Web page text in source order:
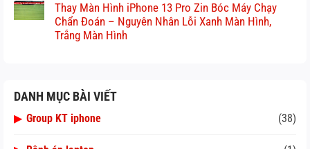
Thay Màn Hình iPhone 13 Pro Zin Bóc Máy Chạy
Chẩn Đoán – Nguyên Nhân Lỗi Xanh Màn Hình,
Trắng Màn Hình
DANH MỤC BÀI VIẾT
▶ Group KT iphone (38)